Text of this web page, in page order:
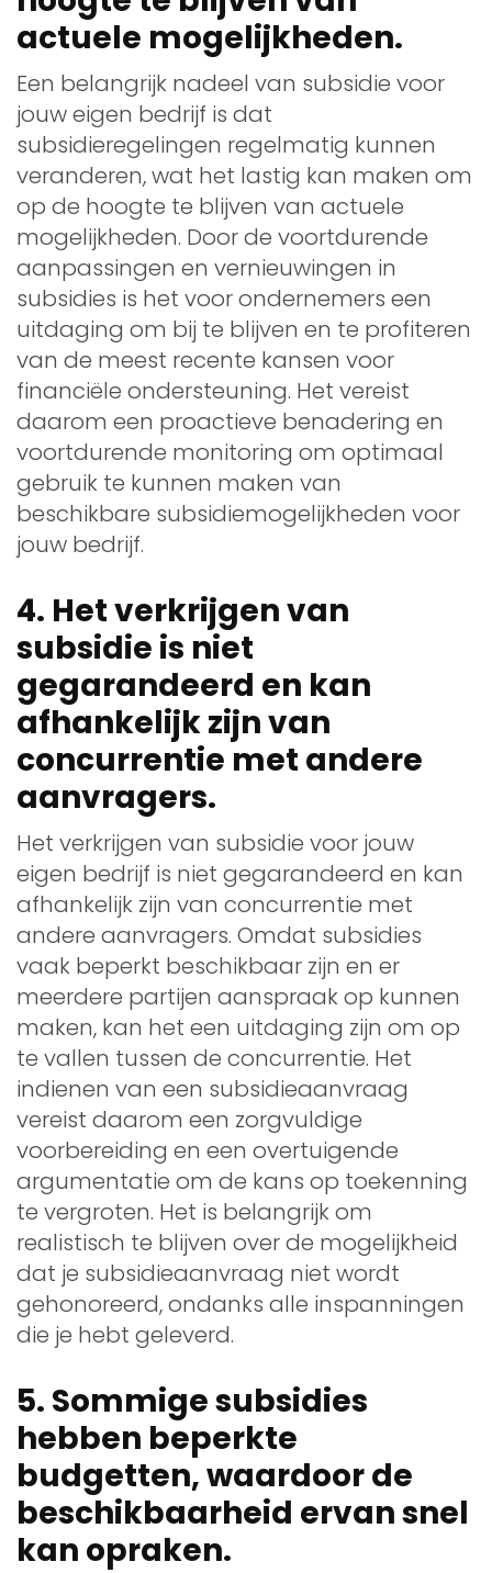
actuele mogelijkheden.
Een belangrijk nadeel van subsidie voor
jouw eigen bedrijf is dat
subsidieregelingen regelmatig kunnen
veranderen, wat het lastig kan maken om
op de hoogte te blijven van actuele
mogelijkheden. Door de voortdurende
aanpassingen en vernieuwingen in
subsidies is het voor ondernemers een
uitdaging om bij te blijven en te profiteren
van de meest recente kansen voor
financiële ondersteuning. Het vereist
daarom een proactieve benadering en
voortdurende monitoring om optimaal
gebruik te kunnen maken van
beschikbare subsidiemogelijkheden voor
jouw bedrijf.
4. Het verkrijgen van
subsidie is niet
gegarandeerd en kan
afhankelijk zijn van
concurrentie met andere
aanvragers.
Het verkrijgen van subsidie voor jouw
eigen bedrijf is niet gegarandeerd en kan
afhankelijk zijn van concurrentie met
andere aanvragers. Omdat subsidies
vaak beperkt beschikbaar zijn en er
meerdere partijen aanspraak op kunnen
maken, kan het een uitdaging zijn om op
te vallen tussen de concurrentie. Het
indienen van een subsidieaanvraag
vereist daarom een zorgvuldige
voorbereiding en een overtuigende
argumentatie om de kans op toekenning
te vergroten. Het is belangrijk om
realistisch te blijven over de mogelijkheid
dat je subsidieaanvraag niet wordt
gehonoreerd, ondanks alle inspanningen
die je hebt geleverd.
5. Sommige subsidies
hebben beperkte
budgetten, waardoor de
beschikbaarheid ervan snel
kan opraken.